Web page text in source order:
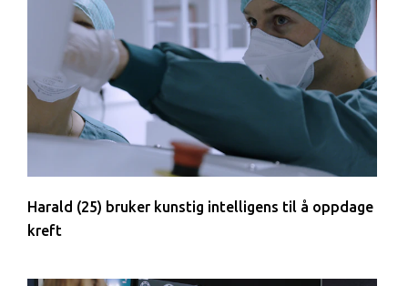
Harald (25) bruker kunstig intelligens til å oppdage
kreft